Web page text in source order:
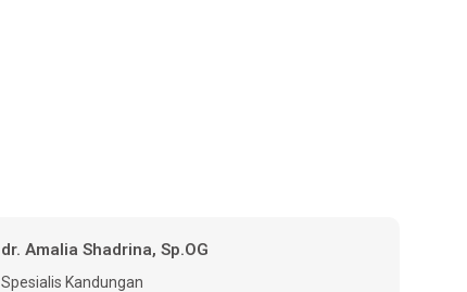
dr. Amalia Shadrina, Sp.OG
Spesialis Kandungan